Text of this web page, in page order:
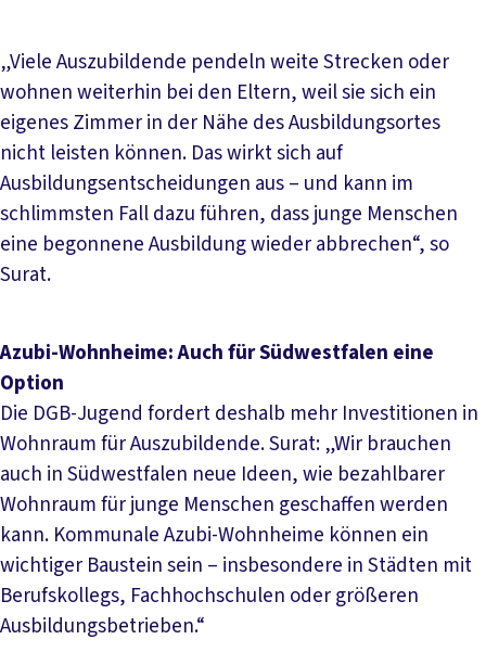
„Viele Auszubildende pendeln weite Strecken oder
wohnen weiterhin bei den Eltern, weil sie sich ein
eigenes Zimmer in der Nähe des Ausbildungsortes
nicht leisten können. Das wirkt sich auf
Ausbildungsentscheidungen aus – und kann im
schlimmsten Fall dazu führen, dass junge Menschen
eine begonnene Ausbildung wieder abbrechen“, so
Surat.
Azubi-Wohnheime: Auch für Südwestfalen eine
Option
Die DGB-Jugend fordert deshalb mehr Investitionen in
Wohnraum für Auszubildende. Surat: „Wir brauchen
auch in Südwestfalen neue Ideen, wie bezahlbarer
Wohnraum für junge Menschen geschaffen werden
kann. Kommunale Azubi-Wohnheime können ein
wichtiger Baustein sein – insbesondere in Städten mit
Berufskollegs, Fachhochschulen oder größeren
Ausbildungsbetrieben.“